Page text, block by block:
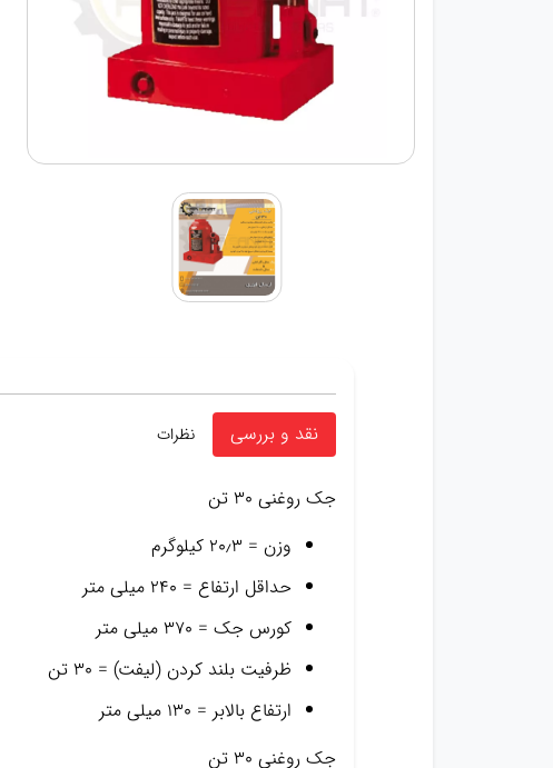
نقد و بررسی نظرات
جک روغنی ۳۰ تن
وزن = ۲۰٫۳ کیلوگرم
حداقل ارتفاع = ۲۴۰ میلی متر
کورس جک = ۳۷۰ میلی متر
ظرفیت بلند کردن (لیفت) = ۳۰ تن
ارتفاع بالابر = ۱۳۰ میلی متر
جک روغنی ۳۰ تن